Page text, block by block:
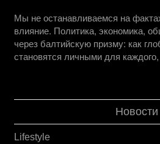
Мы не останавливаемся на
влияние. Политика, экономика,
через балтийскую призму: как
становятся личными для
Новости
Lifestyle